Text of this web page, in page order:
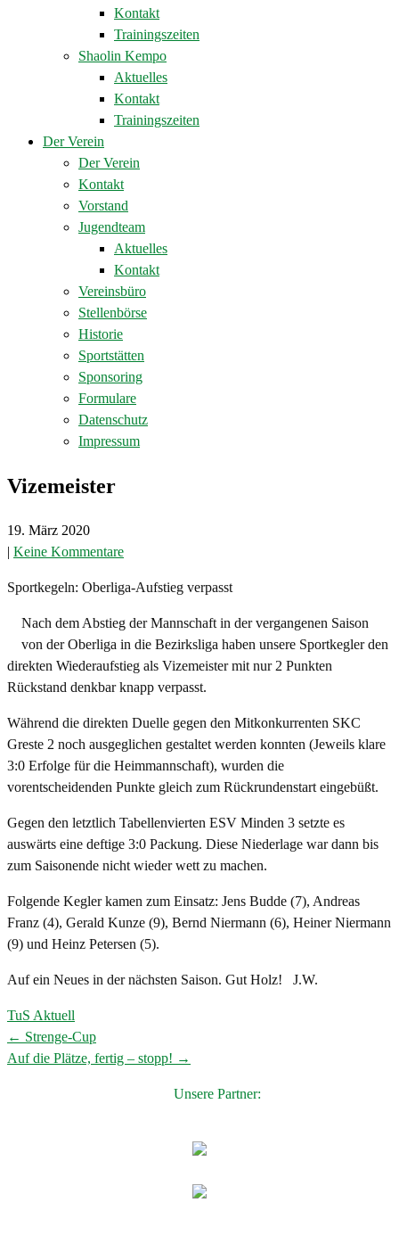
Kontakt
Trainingszeiten
Shaolin Kempo
Aktuelles
Kontakt
Trainingszeiten
Der Verein
Der Verein
Kontakt
Vorstand
Jugendteam
Aktuelles
Kontakt
Vereinsbüro
Stellenbörse
Historie
Sportstätten
Sponsoring
Formulare
Datenschutz
Impressum
Vizemeister
19. März 2020
| Keine Kommentare
Sportkegeln: Oberliga-Aufstieg verpasst
Nach dem Abstieg der Mannschaft in der vergangenen Saison
von der Oberliga in die Bezirksliga haben unsere Sportkegler den
direkten Wiederaufstieg als Vizemeister mit nur 2 Punkten
Rückstand denkbar knapp verpasst.
Während die direkten Duelle gegen den Mitkonkurrenten SKC
Greste 2 noch ausgeglichen gestaltet werden konnten (Jeweils klare
3:0 Erfolge für die Heimmannschaft), wurden die
vorentscheidenden Punkte gleich zum Rückrundenstart eingebüßt.
Gegen den letztlich Tabellenvierten ESV Minden 3 setzte es
auswärts eine deftige 3:0 Packung. Diese Niederlage war dann bis
zum Saisonende nicht wieder wett zu machen.
Folgende Kegler kamen zum Einsatz: Jens Budde (7), Andreas
Franz (4), Gerald Kunze (9), Bernd Niermann (6), Heiner Niermann
(9) und Heinz Petersen (5).
Auf ein Neues in der nächsten Saison. Gut Holz! J.W.
TuS Aktuell
Post
← Strenge-Cup
Auf die Plätze, fertig – stopp! →
Unsere Partner: